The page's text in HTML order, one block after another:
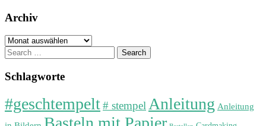
Archiv
Archiv
Search
for:
Schlagworte
#geschtempelt# stempel Anleitung Anleitung